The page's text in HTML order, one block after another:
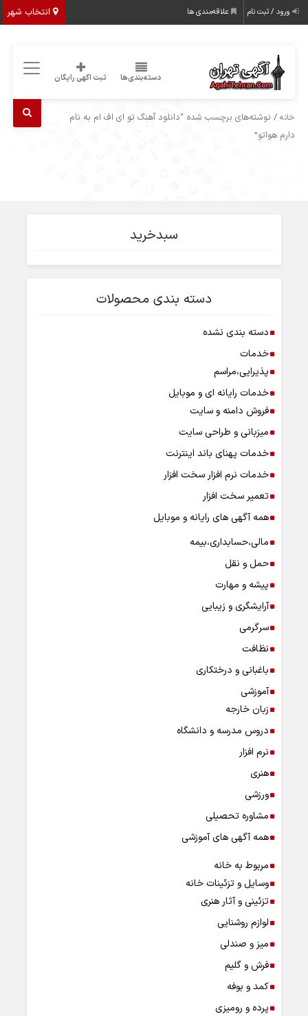
انتخاب شهر ورود / ثبت نام علاقه‌مندی ها
دسته‌بندی‌ها ثبت اگهی رایگان
خانه / نوشته‌های برچسب شده “دانلود آهنگ تو ای اف ام به نام
دارم هواتو”
سبدخرید
دسته بندی محصولات
دسته بندی نشده
خدمات
پذیرایی،مراسم
خدمات رایانه ای و موبایل
فروش دامنه و سایت
میزبانی و طراحی سایت
خدمات پهنای باند اینترنت
خدمات نرم افزار سخت افزار
تعمیر سخت افزار
همه آگهی های رایانه و موبایل
مالی،حسابداری،بیمه
حمل و نقل
پیشه و مهارت
آرایشگری و زیبایی
سرگرمی
نظافت
باغبانی و درختکاری
آموزشی
زبان خارجه
دروس مدرسه و دانشگاه
نرم افزار
هنری
ورزشی
مشاوره تحصیلی
همه آگهی های آموزشی
مربوط به خانه
وسایل و تزئینات خانه
تزئینی و آثار هنری
لوازم روشنایی
میز و صندلی
فرش و گلیم
کمد و بوفه
پرده و رومیزی